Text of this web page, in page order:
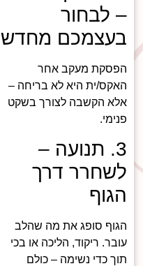
– לבחור
בעצמכם מחדש
הפסקת מעקב אחר
האקס/ית היא לא בריחה –
אלא הקשבה לצורך בשקט
פנימי.
3. תנועה –
לשחרר דרך
הגוף
הגוף סופג את מה שהלב
עובר. ריקוד, הליכה או בכי
תוך כדי נשימה – כולם